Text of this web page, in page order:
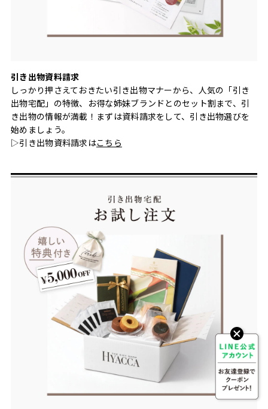
引き出物資料請求
しっかり押さえておきたい引き出物マナーから、人気の「引き
出物宅配」の特徴、お得な姉妹ブランドとのセット割まで、引
き出物の情報が満載！まずは資料請求をして、引き出物選びを
始めましょう。
▷引き出物資料請求はこちら